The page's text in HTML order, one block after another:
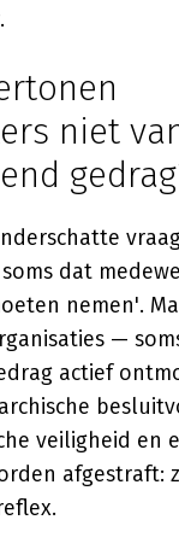
niet
dat
nemen'.
—
actief
veiligheid en
afgestraft: